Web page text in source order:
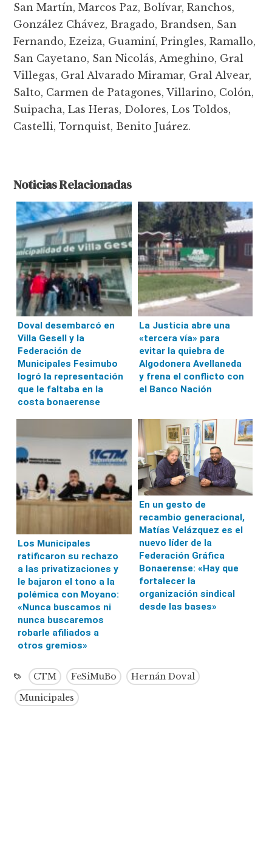
San Martín, Marcos Paz, Bolívar, Ranchos,
González Chávez, Bragado, Brandsen, San
Fernando, Ezeiza, Guaminí, Pringles, Ramallo,
San Cayetano, San Nicolás, Ameghino, Gral
Villegas, Gral Alvarado Miramar, Gral Alvear,
Salto, Carmen de Patagones, Villarino, Colón,
Suipacha, Las Heras, Dolores, Los Toldos,
Castelli, Tornquist, Benito Juárez.
Noticias Relacionadas
Doval desembarcó en
Villa Gesell y la
Federación de
Municipales Fesimubo
logró la representación
que le faltaba en la
costa bonaerense
La Justicia abre una
«tercera vía» para
evitar la quiebra de
Algodonera Avellaneda
y frena el conflicto con
el Banco Nación
Los Municipales
ratificaron su rechazo
a las privatizaciones y
le bajaron el tono a la
polémica con Moyano:
«Nunca buscamos ni
nunca buscaremos
robarle afiliados a
otros gremios»
En un gesto de
recambio generacional,
Matías Velázquez es el
nuevo líder de la
Federación Gráfica
Bonaerense: «Hay que
fortalecer la
organización sindical
desde las bases»
CTM FeSiMuBo
Hernán Doval
Municipales